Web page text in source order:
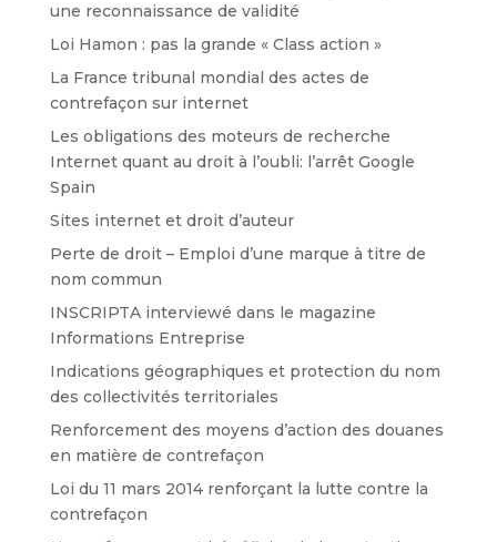
une reconnaissance de validité
Loi Hamon : pas la grande « Class action »
La France tribunal mondial des actes de
contrefaçon sur internet
Les obligations des moteurs de recherche
Internet quant au droit à l’oubli: l’arrêt Google
Spain
Sites internet et droit d’auteur
Perte de droit – Emploi d’une marque à titre de
nom commun
INSCRIPTA interviewé dans le magazine
Informations Entreprise
Indications géographiques et protection du nom
des collectivités territoriales
Renforcement des moyens d’action des douanes
en matière de contrefaçon
Loi du 11 mars 2014 renforçant la lutte contre la
contrefaçon